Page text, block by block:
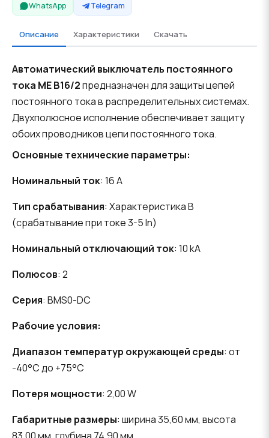
WhatsApp Telegram
Описание Характеристики Скачать
Автоматический выключатель постоянного
тока ME B16/2предназначен для защиты цепей
постоянного тока в распределительных системах.
Двухполюсное исполнение обеспечивает защиту
обоих проводников цепи постоянного тока.
Основные технические параметры:
Номинальный ток: 16 A
Тип срабатывания: Характеристика B
(срабатывание при токе 3-5 In)
Номинальный отключающий ток: 10 kA
Полюсов: 2
Серия: BMS0-DC
Рабочие условия:
Диапазон температур окружающей среды: от
-40°C до +75°C
Потеря мощности: 2,00 W
Габаритные размеры: ширина 35,60 мм, высота